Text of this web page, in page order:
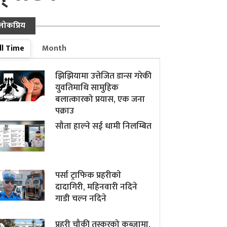
Time
Month
झिझियामा उत्तेजित डान्स गरेकी
युवतिमाथि सामुहिक
बलात्कारको प्रयास, एक जना
पक्राउ
सौता हाल्ने सई धामी निलम्बित
पर्सा ट्राफिक प्रहरीकाे
दादागिरी, महिनवारी नदिने
गाडी चल्न नदिने